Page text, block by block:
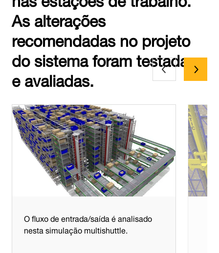
As alterações
recomendadas no projeto
do sistema foram testadas
e avaliadas.
O fluxo de entrada/saída é analisado
nesta simulação multishuttle.